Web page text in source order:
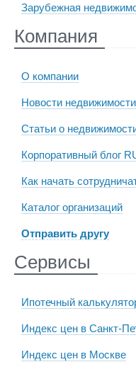
Зарубежная
Компания
О компании
Новости
Статьи о
Корпоративный блог
Как начать
Каталог организаций
Отправить другу
Сервисы
Ипотечный
Индекс цен в Санкт-
Индекс цен в Москве